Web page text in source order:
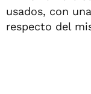
usados, con
respecto del